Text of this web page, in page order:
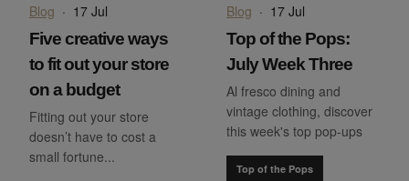
Blog · 17 Jul
Five creative ways
to fit out your store
on a budget
Fitting out your store
doesn’t have to cost a
small fortune...
Blog · 17 Jul
Top of the Pops:
July Week Three
Al fresco dining and
vintage clothing, discover
this week's top pop-ups
Top of the Pops